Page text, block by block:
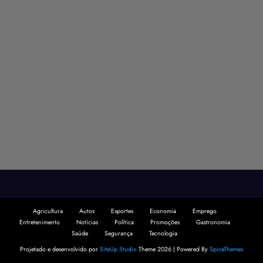
Agricultura Autos Esportes Economia
Emprego
Entretenimento
Notícias Política Promoções
Gastronomia
Saúde
Segurança
Tecnologia
Projetado e desenvolvido por SiteUp Studio Theme 2026 | Powered By SpiceThemes